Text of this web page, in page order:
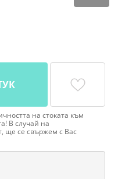
на стоката към
В случай на
ще се свържем с Вас